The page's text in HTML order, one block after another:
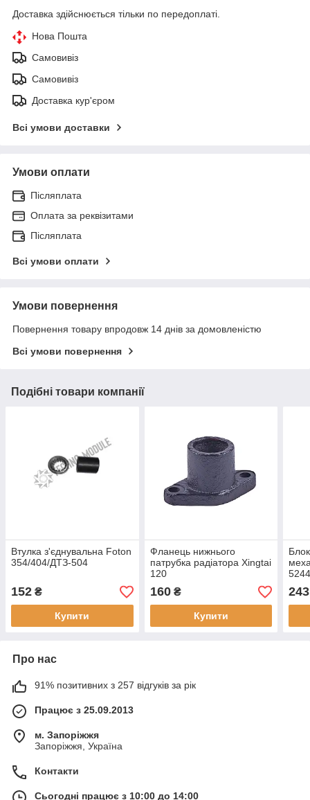
Доставка здійснюється тільки по передоплаті.
Нова Пошта
Самовивіз
Самовивіз
Доставка кур'єром
Всі умови доставки
Умови оплати
Післяплата
Оплата за реквізитами
Післяплата
Всі умови оплати
Умови повернення
Повернення товару впродовж 14 днів за домовленістю
Всі умови повернення
Подібні товари компанії
Втулка з'єднувальна Foton
354/404/ДТЗ-504
152 ₴
Купити
Фланець нижнього
патрубка радіатора Xingtai
120
160₴
Купити
243
Про нас
91% позитивних з 257 відгуків за рік
Працює з 25.09.2013
м. Запоріжжя
Запоріжжя, Україна
Контакти
Сьогодні працює з 10:00 до 14:00